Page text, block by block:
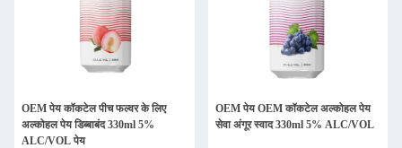
OEM पेय कॉकटेल पीच फल्वर के लिए
अल्कोहल पेय डिब्बाबंद 330ml 5%
ALC/VOL पेय
OEM पेय OEM कॉकटेल अल्कोहल पेय
सेवा अंगूर स्वाद 330ml 5% ALC/VOL